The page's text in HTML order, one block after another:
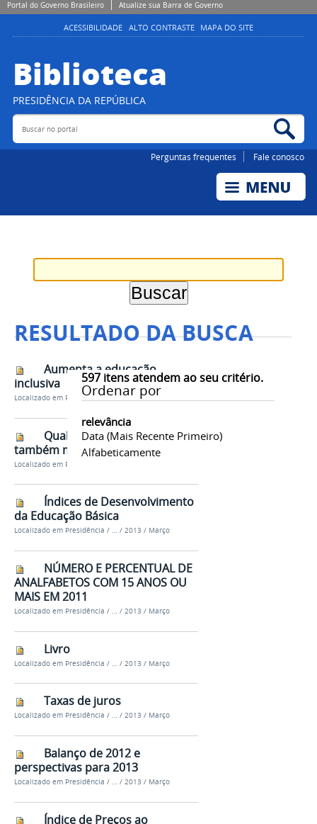
Portal do Governo Brasileiro Atualize sua Barra de Governo
ACESSIBILIDADE ALTO CONTRASTE MAPA DO SITE
Biblioteca
PRESIDÊNCIA DA REPÚBLICA
Buscar no portal
Perguntas frequentes Fale conosco
RESULTADO DA BUSCA
597itens atendem ao seu critério.
Ordenar por
relevância
Data (mais Recente Primeiro)
Alfabeticamente
Aumenta a educação
inclusiva
Localizado em Presidência /… /2013 / Março
Qualidade do ensino
também melhora
Localizado em Presidência
Índices de Desenvolvimento
da Educação Básica
Localizado em Presidência / … / 2013 / Março
NÚMERO E PERCENTUAL DE
ANALFABETOS COM 15 ANOS OU
MAIS EM 2011
Localizado em Presidência / … / 2013 / Março
Livro
Localizado em Presidência / … / 2013 / Março
Taxas de juros
Localizado em Presidência / … / 2013 / Março
Balanço de 2012 e
perspectivas para 2013
Localizado em Presidência / … / 2013 / Março
Índice de Preços ao